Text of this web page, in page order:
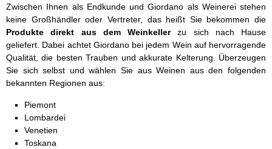
Zwischen Ihnen als Endkunde und Giordano als Weinerei stehen
keine Großhändler oder Vertreter, das heißt Sie bekommen die
Produkte direkt aus dem Weinkellerzu sich nach Hause
geliefert. Dabei achtet Giordano bei jedem Wein auf hervorragende
Qualität, die besten Trauben und akkurate Kelterung. Überzeugen
Sie sich selbst und wählen Sie aus Weinen aus den folgenden
bekannten Regionen aus:
Piemont
Lombardei
Venetien
Toskana